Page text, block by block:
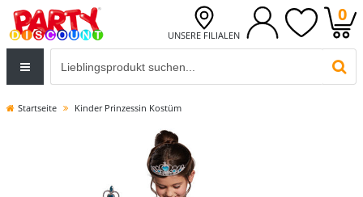
UNSERE FILIALEN
0
Startseite Kinder Prinzessin Kostüm